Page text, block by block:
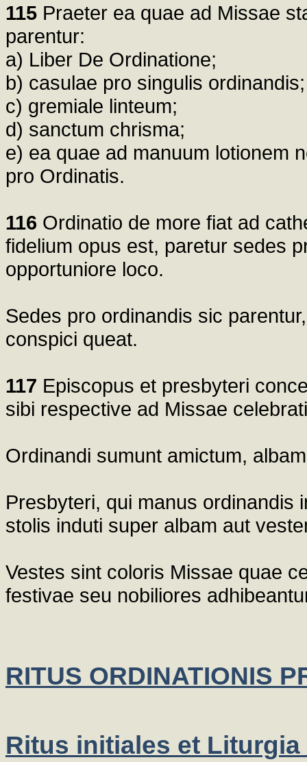
115 Praeter ea quae ad Missae
parentur:
a) Liber De Ordinatione;
b) casulae pro singulis ordinandis;
c) gremiale linteum;
d) sanctum chrisma;
e) ea quae ad manuum lotionem
pro Ordinatis.
116 Ordinatio de more fiat ad
fidelium opus est, paretur sedes
opportuniore loco.
Sedes pro ordinandis sic
conspici queat.
117 Episcopus et presbyteri
sibi respective ad Missae
Ordinandi sumunt amictum,
Presbyteri, qui manus ordinandis
stolis induti super albam aut
Vestes sint coloris Missae quae
festivae seu nobiliores
RITUS ORDINATIONIS
Ritus initiales et Liturgia